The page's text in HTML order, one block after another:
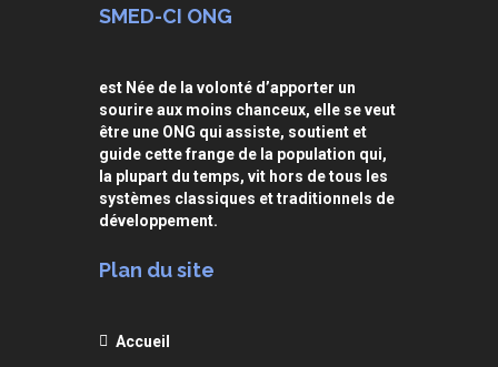
SMED-CI ONG
est Née de la volonté d’apporter un
sourire aux moins chanceux, elle se veut
être une ONG qui assiste, soutient et
guide cette frange de la population qui,
la plupart du temps, vit hors de tous les
systèmes classiques et traditionnels de
développement.
Plan du site
Accueil